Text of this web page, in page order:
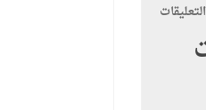
التعليقات